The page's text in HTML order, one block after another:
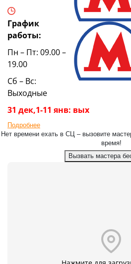
График
работы:
Пн – Пт: 09.00 –
19.00
Сб – Вс:
Выходные
31 дек,1-11 янв: вых
Подробнее
Нет времени ехать в СЦ – вызовите
время!
Вызвать мастера